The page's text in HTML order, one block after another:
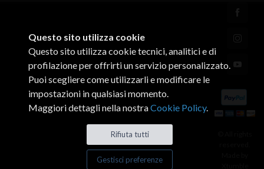
Questo sito utilizza cookie
Questo sito utilizza cookie tecnici, analitici e di
profilazione per offrirti un servizio personalizzato.
Puoi scegliere come utilizzarli e modificare le
impostazioni in qualsiasi momento.
Maggiori dettagli nella nostraCookie Policy.
Rifiuta tutti
Gestisci preferenze